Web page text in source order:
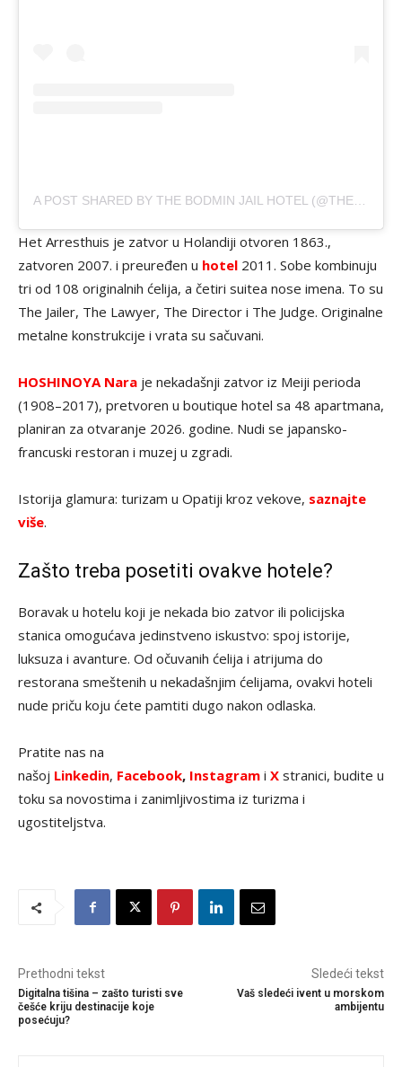
A POST SHARED BY THE BODMIN JAIL HOTEL (@THEBODMINJAILHOTEL)
Het Arresthuis je zatvor u Holandiji otvoren 1863.,
zatvoren 2007. i preuređen u hotel 2011. Sobe kombinuju
tri od 108 originalnih ćelija, a četiri suitea nose imena. To su
The Jailer, The Lawyer, The Director i The Judge. Originalne
metalne konstrukcije i vrata su sačuvani.
HOSHINOYA Nara je nekadašnji zatvor iz Meiji perioda
(1908–2017), pretvoren u boutique hotel sa 48 apartmana,
planiran za otvaranje 2026. godine. Nudi se japansko-
francuski restoran i muzej u zgradi.
Istorija glamura: turizam u Opatiji kroz vekove, saznajte
više.
Zašto treba posetiti ovakve hotele?
Boravak u hotelu koji je nekada bio zatvor ili policijska
stanica omogućava jedinstveno iskustvo: spoj istorije,
luksuza i avanture. Od očuvanih ćelija i atrijuma do
restorana smeštenih u nekadašnjim ćelijama, ovakvi hoteli
nude priču koju ćete pamtiti dugo nakon odlaska.
Pratite nas na
našoj Linkedin, Facebook, Instagram i X stranici, budite u
toku sa novostima i zanimljivostima iz turizma i
ugostiteljstva.
Prethodni tekst
Digitalna tišina – zašto turisti sve
češće kriju destinacije koje
posećuju?
Sledeći tekst
Vaš sledeći ivent u morskom
ambijentu